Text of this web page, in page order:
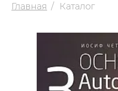
Главная Каталог